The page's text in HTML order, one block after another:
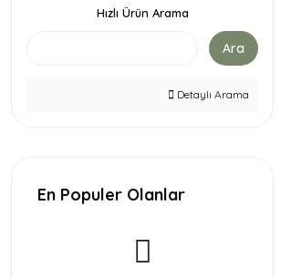
Hızlı Ürün Arama
Ara
Detaylı Arama
En Populer Olanlar